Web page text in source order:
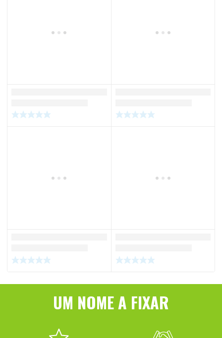
UM NOME A FIXAR